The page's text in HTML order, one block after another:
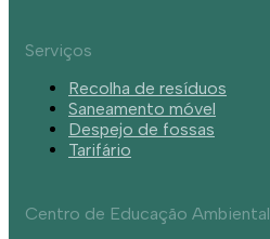
Serviços
Recolha de resíduos
Saneamento móvel
Despejo de fossas
Tarifário
Centro de Educação Ambiental